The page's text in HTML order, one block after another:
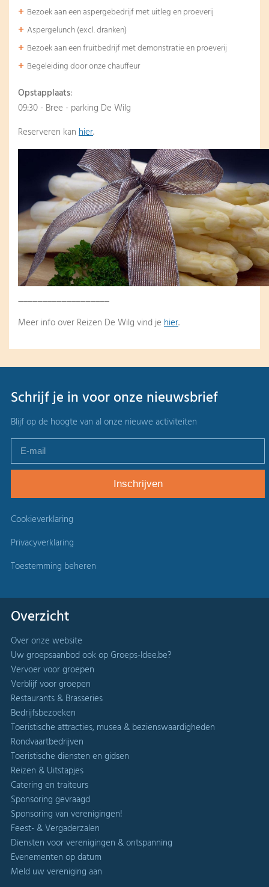
Bezoek aan een aspergebedrijf met uitleg en proeverij
Aspergelunch (excl. dranken)
Bezoek aan een fruitbedrijf met demonstratie en proeverij
Begeleiding door onze chauffeur
Opstapplaats:
09:30 - Bree - parking De Wilg
Reserveren kan hier.
___________________
Meer info over Reizen De Wilg vind je hier.
Schrijf je in voor onze nieuwsbrief
Blijf op de hoogte van al onze nieuwe activiteiten
Cookieverklaring
Privacyverklaring
Toestemming beheren
Overzicht
Over onze website
Uw groepsaanbod ook op Groeps-Idee.be?
Vervoer voor groepen
Verblijf voor groepen
Restaurants & Brasseries
Bedrijfsbezoeken
Toeristische attracties, musea & bezienswaardigheden
Rondvaartbedrijven
Toeristische diensten en gidsen
Reizen & Uitstapjes
Catering en traiteurs
Sponsoring gevraagd
Sponsoring van verenigingen!
Feest- & Vergaderzalen
Diensten voor verenigingen & ontspanning
Evenementen op datum
Meld uw vereniging aan